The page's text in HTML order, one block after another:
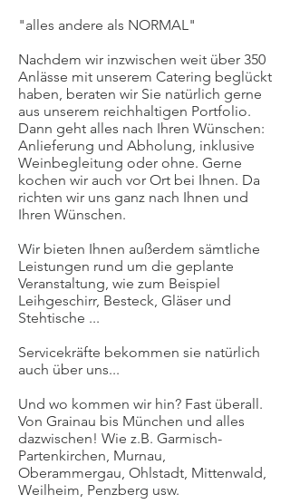
"alles andere als NORMAL"
Nachdem wir inzwischen weit über 350
Anlässe mit unserem Catering beglückt
haben, beraten wir Sie natürlich gerne
aus unserem reichhaltigen Portfolio.
Dann geht alles nach Ihren Wünschen:
Anlieferung und Abholung, inklusive
Weinbegleitung oder ohne. Gerne
kochen wir auch vor Ort bei Ihnen. Da
richten wir uns ganz nach Ihnen und
Ihren Wünschen.
Wir bieten Ihnen außerdem sämtliche
Leistungen rund um die geplante
Veranstaltung, wie zum Beispiel
Leihgeschirr, Besteck, Gläser und
Stehtische ...
Servicekräfte bekommen sie natürlich
auch über uns...
Und wo kommen wir hin? Fast überall.
Von Grainau bis München und alles
dazwischen! Wie z.B. Garmisch-
Partenkirchen, Murnau,
Oberammergau, Ohlstadt, Mittenwald,
Weilheim, Penzberg usw.